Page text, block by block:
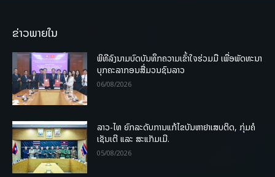
ຂ່າວພາຍໃນ
ພິທີລົງນາມບົດບັນທຶກຄວາມເຂົ້າໃຈຮ່ວມມື ເພື່ອພັດທະນາ
ບຸກຄະລາກອນສື່ມວນຊົນລາວ
06/08/2026
ລາວ-ໄທ ຍົກລະດັບການແກ້ໄຂບັນຫາຢາເສບຕິດ, ກຸ່ມຄໍ
ເຊັນເຕີ ແລະ ສະແກັມເມີ.
05/08/2026